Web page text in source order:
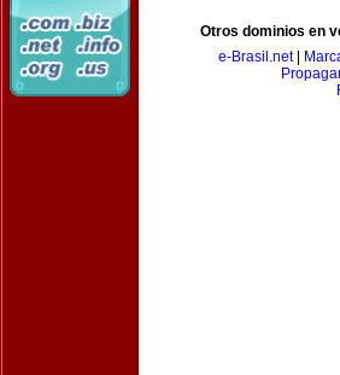
Otros dominios en
e-Brasil.net|